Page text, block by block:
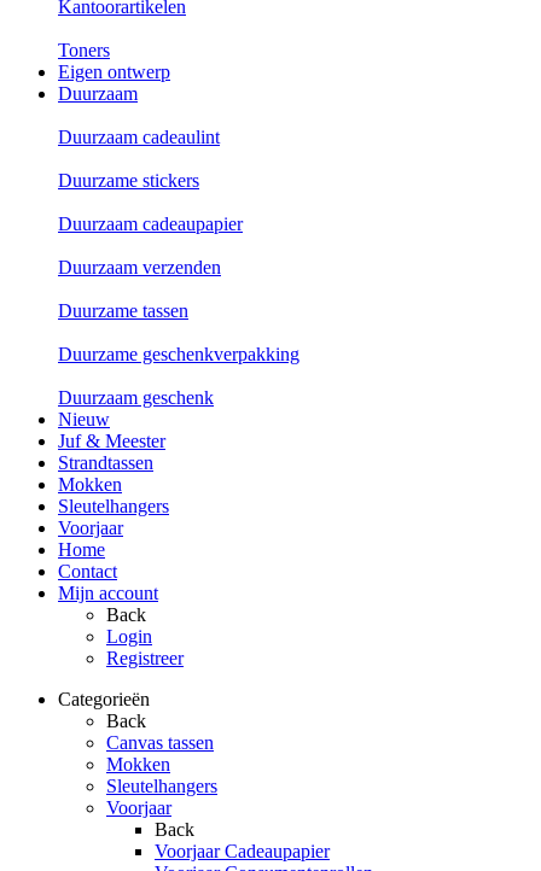
Kantoorartikelen
Toners
Eigen ontwerp
Duurzaam
Duurzaam cadeaulint
Duurzame stickers
Duurzaam cadeaupapier
Duurzaam verzenden
Duurzame tassen
Duurzame geschenkverpakking
Duurzaam geschenk
Nieuw
Juf & Meester
Strandtassen
Mokken
Sleutelhangers
Voorjaar
Home
Contact
Mijn account
Back
Login
Registreer
Categorieën
Back
Canvas tassen
Mokken
Sleutelhangers
Voorjaar
Back
Voorjaar Cadeaupapier